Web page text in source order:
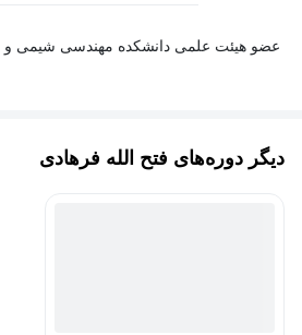
عضو هیئت علمی دانشکده مهندسی شیمی و
دیگر دوره‌های فتح الله فرهادی